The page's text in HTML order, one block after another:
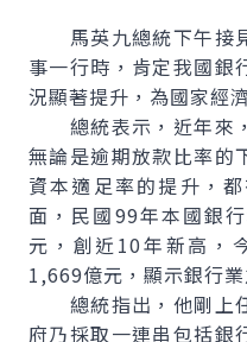
馬英九總統下午接
事一行時，肯定我國銀
況顯著提升，為國家經
總統表示，近年來，
無論是逾期放款比率的
資本適足率的提升，
面，民國99年本國銀
元，創近10年新高，
1,669億元，顯示銀行
總統指出，他剛上
府乃採取一連串包括銀